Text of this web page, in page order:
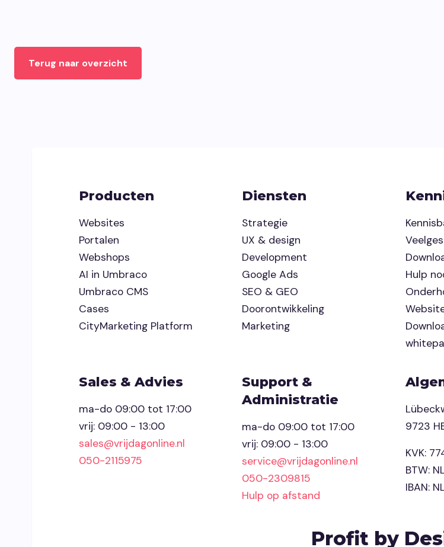
Terug naar overzicht
Producten
Websites
Portalen
Webshops
AI in Umbraco
Umbraco CMS
Cases
CityMarketing Platform
Diensten
Strategie
UX & design
Development
Google Ads
SEO & GEO
Doorontwikkeling
Marketing
Hulp
Sales & Advies
ma-do 09:00 tot 17:00
vrij: 09:00 - 13:00
sales@vrijdagonline.nl
050-2115975
Support &
Administratie
ma-do 09:00 tot 17:00
vrij: 09:00 - 13:00
service@vrijdagonline.nl
050-2309815
Hulp op afstand
9723
KVK:
BTW:
IBAN:
Profit by